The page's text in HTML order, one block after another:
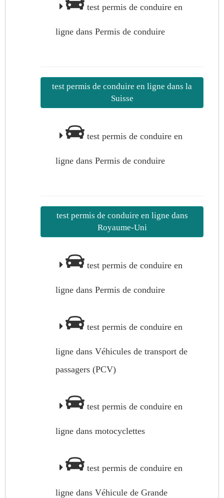
test permis de conduire en
ligne dans Permis de conduire
test permis de conduire en ligne dans la
Suisse
test permis de conduire en
ligne dans Permis de conduire
test permis de conduire en ligne dans
Royaume-Uni
test permis de conduire en
ligne dans Permis de conduire
test permis de conduire en
ligne dans Véhicules de transport de
passagers (PCV)
test permis de conduire en
ligne dans motocyclettes
test permis de conduire en
ligne dans Véhicule de Grande